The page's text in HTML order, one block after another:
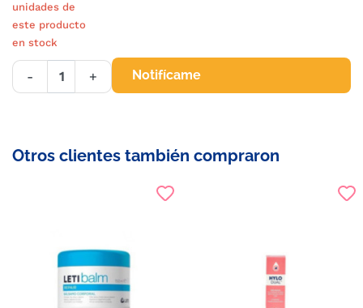
unidades de
este producto
en stock
- + Notifícame
Otros clientes también compraron